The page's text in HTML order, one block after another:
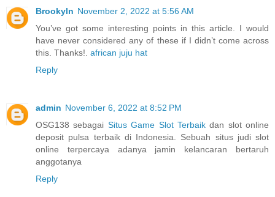
Brookyln November 2, 2022 at 5:56 AM
You’ve got some interesting points in this article. I would
have never considered any of these if I didn’t come across
this. Thanks!. african juju hat
Reply
admin November 6, 2022 at 8:52 PM
OSG138 sebagai Situs Game Slot Terbaikdan slot online
deposit pulsa terbaik di Indonesia. Sebuah situs judi slot
online terpercaya adanya jamin kelancaran bertaruh
anggotanya
Reply